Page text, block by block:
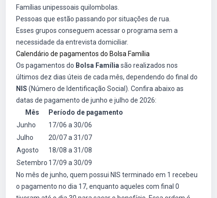
Famílias unipessoais quilombolas.
Pessoas que estão passando por situações de rua.
Esses grupos conseguem acessar o programa sem a
necessidade da entrevista domiciliar.
Calendário de pagamentos do Bolsa Família
Os pagamentos do Bolsa Família são realizados nos
últimos dez dias úteis de cada mês, dependendo do final do
NIS (Número de Identificação Social). Confira abaixo as
datas de pagamento de junho e julho de 2026:
Mês
Período de pagamento
Junho
17/06 a 30/06
Julho
20/07 a 31/07
Agosto
18/08 a 31/08
Setembro 17/09 a 30/09
No mês de junho, quem possui NIS terminado em 1 recebeu
o pagamento no dia 17, enquanto aqueles com final 0